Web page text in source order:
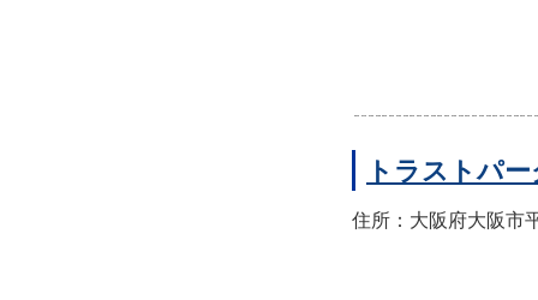
トラストパ
住所：大阪府大阪市